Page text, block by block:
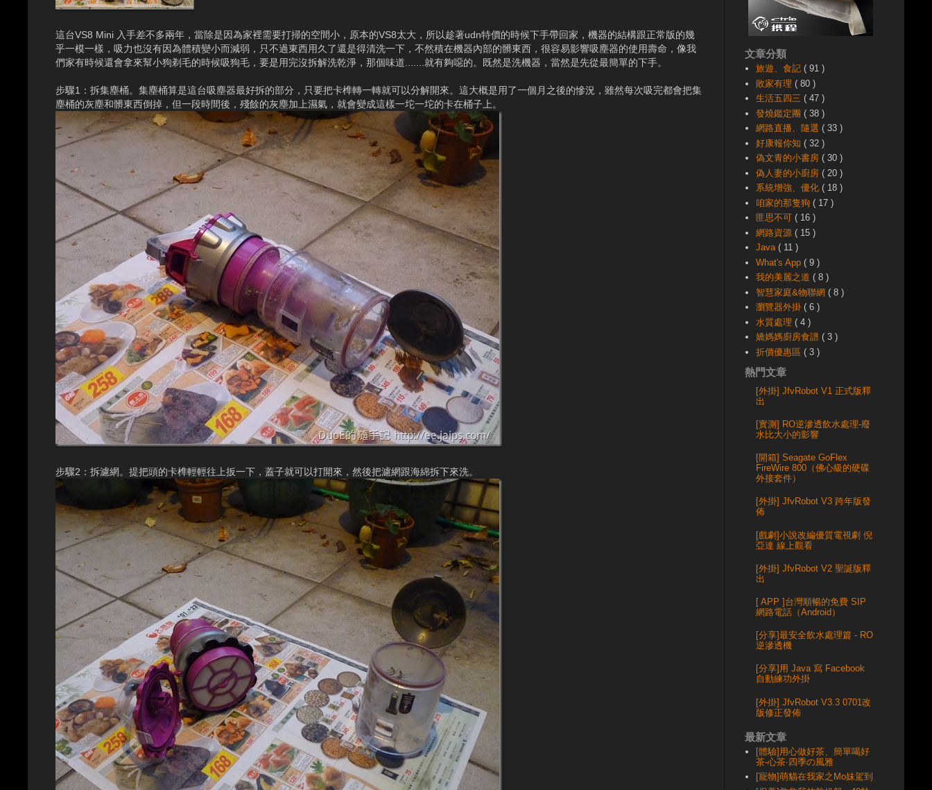
這台VS8 Mini 入手差不多兩年，當除是因為家裡需要打掃的空間小，原本的VS8太大，所以趁著udn特價的時候下手帶回家，機器的結構跟正常版的幾
乎一模一樣，吸力也沒有因為體積變小而減弱，只不過東西用久了還是得清洗一下，不然積在機器內部的髒東西，很容易影響吸塵器的使用壽命，像我
們家有時候還會拿來幫小狗剃毛的時候吸狗毛，要是用完沒拆解洗乾淨，那個味道.......就有夠噁的。既然是洗機器，當然是先從最簡單的下手。
步驟1：拆集塵桶。集塵桶算是這台吸塵器最好拆的部分，只要把卡榫轉一轉就可以分解開來。這大概是用了一個月之後的慘況，雖然每次吸完都會把集
塵桶的灰塵和髒東西倒掉，但一段時間後，殘餘的灰塵加上濕氣，就會變成這樣一坨一坨的卡在桶子上。
步驟2：拆濾網。提把頭的卡榫輕輕往上扳一下，蓋子就可以打開來，然後把濾網跟海綿拆下來洗。
文章分類
旅遊、食記( 91 )
敗家有理( 80 )
生活五四三( 47 )
發燒鑑定團( 38 )
網路直播、隨選( 33 )
好康報你知( 32 )
偽文青的小書房( 30 )
偽人妻的小廚房( 20 )
系統增強、優化( 18 )
咱家的那隻狗( 17 )
匪思不可( 16 )
網路資源( 15 )
Java( 11 )
What's App( 9 )
我的美麗之道( 8 )
智慧家庭&物聯網( 8 )
瀏覽器外掛( 6 )
水質處理( 4 )
嬌媽媽廚房食譜( 3 )
折價優惠區( 3 )
熱門文章
[外掛] JfvRobot V1 正式版釋
出
[實測] RO逆滲透飲水處理-廢
水比大小的影響
[開箱] Seagate GoFlex
FireWire 800（佛心級的硬碟
外接套件）
[外掛] JfvRobot V3 跨年版發
佈
[戲劇]小說改編優質電視劇 倪
亞達 線上觀看
[外掛] JfvRobot V2 聖誕版釋
出
[ APP ]台灣順暢的免費 SIP
網路電話（Android）
[分享]最安全飲水處理篇 - RO
逆滲透機
[分享]用 Java 寫 Facebook
自動練功外掛
[外掛] JfvRobot V3.3 0701改
版修正發佈
最新文章
[體驗]用心做好茶、簡單喝好
茶-心茶‧四季の風雅
[寵物]萌貓在我家之Mo妹駕到